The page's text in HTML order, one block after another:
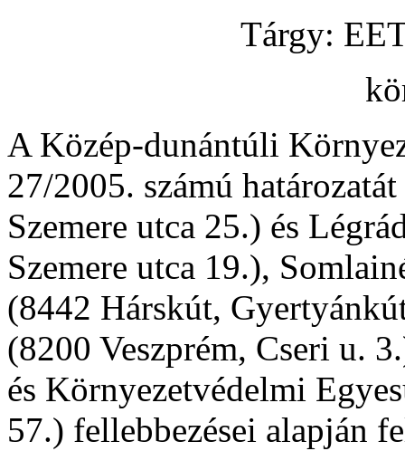
Tárgy:
A Közép-dunántúli
27/2005. számú
Szemere utca 25.) és
Szemere utca 19.),
(8442 Hárskút,
(8200 Veszprém, Cseri u.
és Környezetvédelmi
57.) fellebbezései alapján